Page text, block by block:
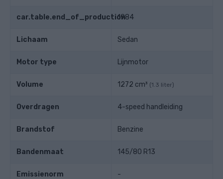
car.table.end_of_production1984
Lichaam Sedan
Motor type Lijnmotor
Volume 1272 cm³ (1.3 liter)
Overdragen 4-speed handleiding
Brandstof Benzine
Bandenmaat 145/80 R13
Emissienorm -